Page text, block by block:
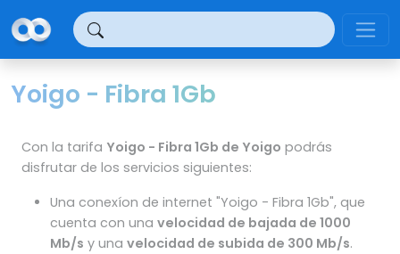
Yoigo - Fibra 1Gb
Con la tarifa Yoigo - Fibra 1Gb de Yoigo podrás
disfrutar de los servicios siguientes:
Una conexíon de internet "Yoigo - Fibra 1Gb", que
cuenta con una velocidad de bajada de 1000
Mb/s y una velocidad de subida de 300 Mb/s.
Panel de gestión de cookies